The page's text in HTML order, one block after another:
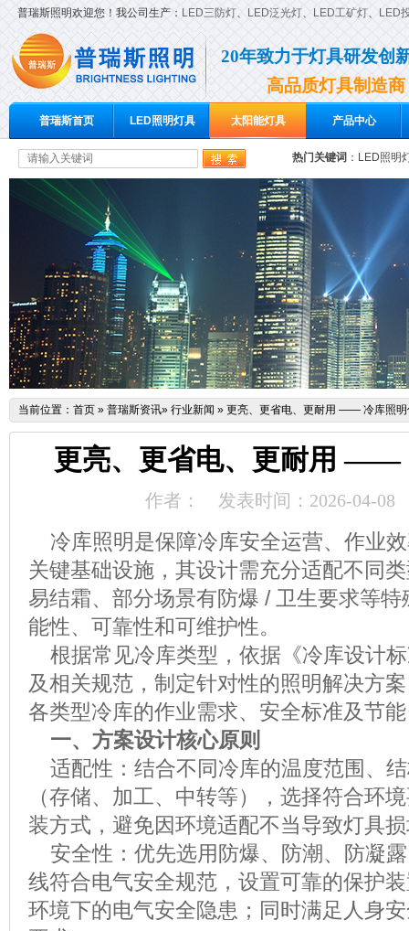
普瑞斯照明欢迎您！我公司生产： LED三防灯、 LED泛光灯、 LED工矿灯、 LED
20年致力于灯具研发创
高品质灯具制造商
普瑞斯首页 LED照明灯具 太阳能灯具 产品中心
热门关键词 ： LED照明
当前位置： 首页 » 普瑞斯资讯» 行业新闻 » 更亮、更省电、更耐用 —— 冷库照明
更亮、更省电、更耐用 ——
作者： 发表时间：2026-04-08
冷库照明是保障冷库安全运营、作业
关键基础设施，其设计需充分适配不同
易结霜、部分场景有防爆 / 卫生要求等特
能性、可靠性和可维护性。
根据常见冷库类型，依据《冷库设计
及相关规范，制定针对性的照明解决方
各类型冷库的作业需求、安全标准及节
一、方案设计核心原则
适配性 ： 结合不同冷库的温度范围、
（存储、加工、中转等），选择符合环
装方式，避免因环境适配不当导致灯具
安全性 ： 优先选用防爆、防潮、防凝
线符合电气安全规范，设置可靠的保护
环境下的电气安全隐患；同时满足人身